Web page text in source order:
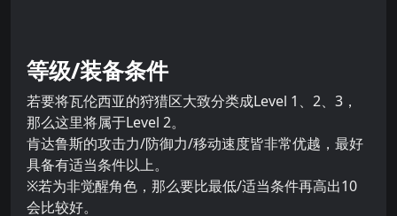
等级/装备条件
若要将瓦伦西亚的狩猎区大致分类成Level 1、2、3，
那么这里将属于Level 2。
肯达鲁斯的攻击力/防御力/移动速度皆非常优越，最好
具备有适当条件以上。
※若为非觉醒角色，那么要比最低/适当条件再高出10
会比较好。